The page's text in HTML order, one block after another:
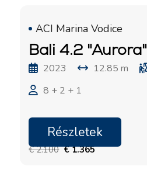
ACI Marina Vodice
Bali 4.2 "Aurora"
2023 12.85 m
8 + 2 + 1
24.10. - 31.10.2026
€ 2.100 € 1.365
Részletek